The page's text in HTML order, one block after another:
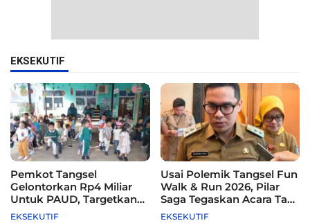
EKSEKUTIF
Pemkot Tangsel
Gelontorkan Rp4 Miliar
Untuk PAUD, Targetkan
115 Sekolah
EKSEKUTIF
Usai Polemik Tangsel Fun
Walk & Run 2026, Pilar
Saga Tegaskan Acara Tak
Difasilitasi Pemkot
EKSEKUTIF